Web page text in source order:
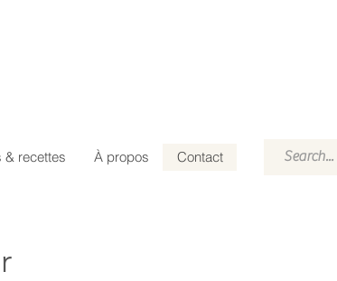
& recettes À propos Contact